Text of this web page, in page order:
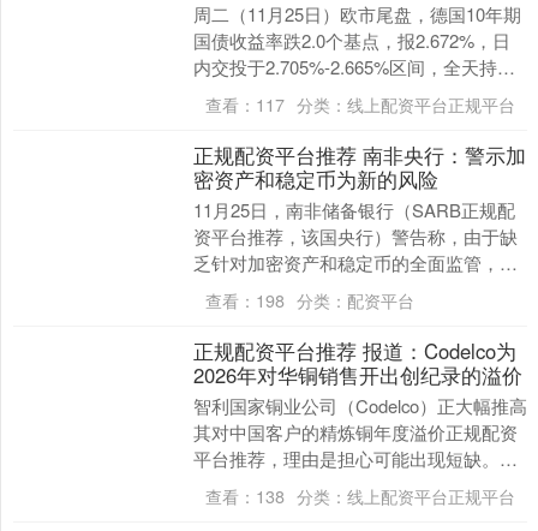
周二（11月25日）欧市尾盘，德国10年期
国债收益率跌2.0个基点，报2.672%，日
内交投于2.705%-2.665%区间，全天持续
走低。 两年期德债收益率涨....
查看： 117 分类： 线上配资平台正规平台
正规配资平台推荐 南非央行：警示加
密资产和稳定币为新的风险
11月25日，南非储备银行（SARB正规配
资平台推荐，该国央行）警告称，由于缺
乏针对加密资产和稳定币的全面监管，这
已成为一项新的风险，对该国的金融部门
构成重大威....
查看： 198 分类： 配资平台
正规配资平台推荐 报道：Codelco为
2026年对华铜销售开出创纪录的溢价
智利国家铜业公司（Codelco）正大幅推高
其对中国客户的精炼铜年度溢价正规配资
平台推荐，理由是担心可能出现短缺。据
知情人士透露，该公司向部分买家提供
2026年....
查看： 138 分类： 线上配资平台正规平台